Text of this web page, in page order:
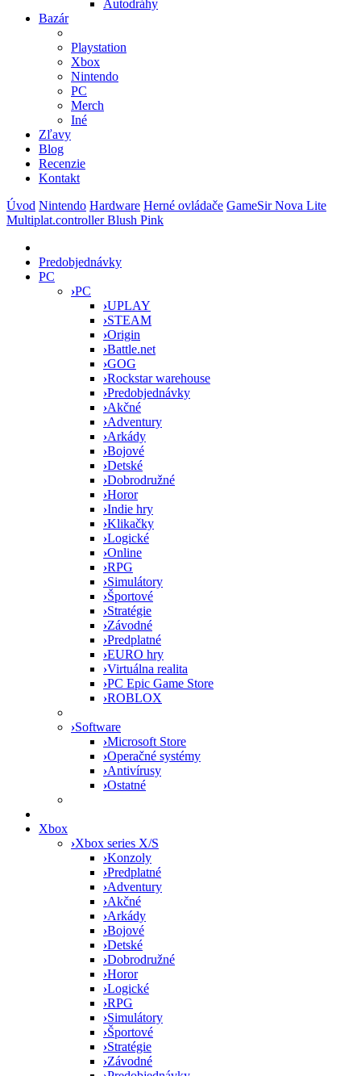
Autodráhy
Bazár
Playstation
Xbox
Nintendo
PC
Merch
Iné
Zľavy
Blog
Recenzie
Kontakt
Úvod Nintendo Hardware Herné ovládače GameSir Nova Lite
Multiplat.controller Blush Pink
Predobjednávky
PC
›PC
›UPLAY
›STEAM
›Origin
›Battle.net
›GOG
›Rockstar warehouse
›Predobjednávky
›Akčné
›Adventury
›Arkády
›Bojové
›Detské
›Dobrodružné
›Horor
›Indie hry
›Klikačky
›Logické
›Online
›RPG
›Simulátory
›Športové
›Stratégie
›Závodné
›Predplatné
›EURO hry
›Virtuálna realita
›PC Epic Game Store
›ROBLOX
›Software
›Microsoft Store
›Operačné systémy
›Antivírusy
›Ostatné
Xbox
›Xbox series X/S
›Konzoly
›Predplatné
›Adventury
›Akčné
›Arkády
›Bojové
›Detské
›Dobrodružné
›Horor
›Logické
›RPG
›Simulátory
›Športové
›Stratégie
›Závodné